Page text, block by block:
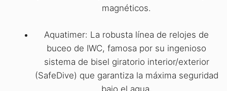
magnéticos.
Aquatimer: La robusta línea de relojes de
buceo de IWC, famosa por su ingenioso
sistema de bisel giratorio interior/exterior
(SafeDive) que garantiza la máxima seguridad
bajo el agua.